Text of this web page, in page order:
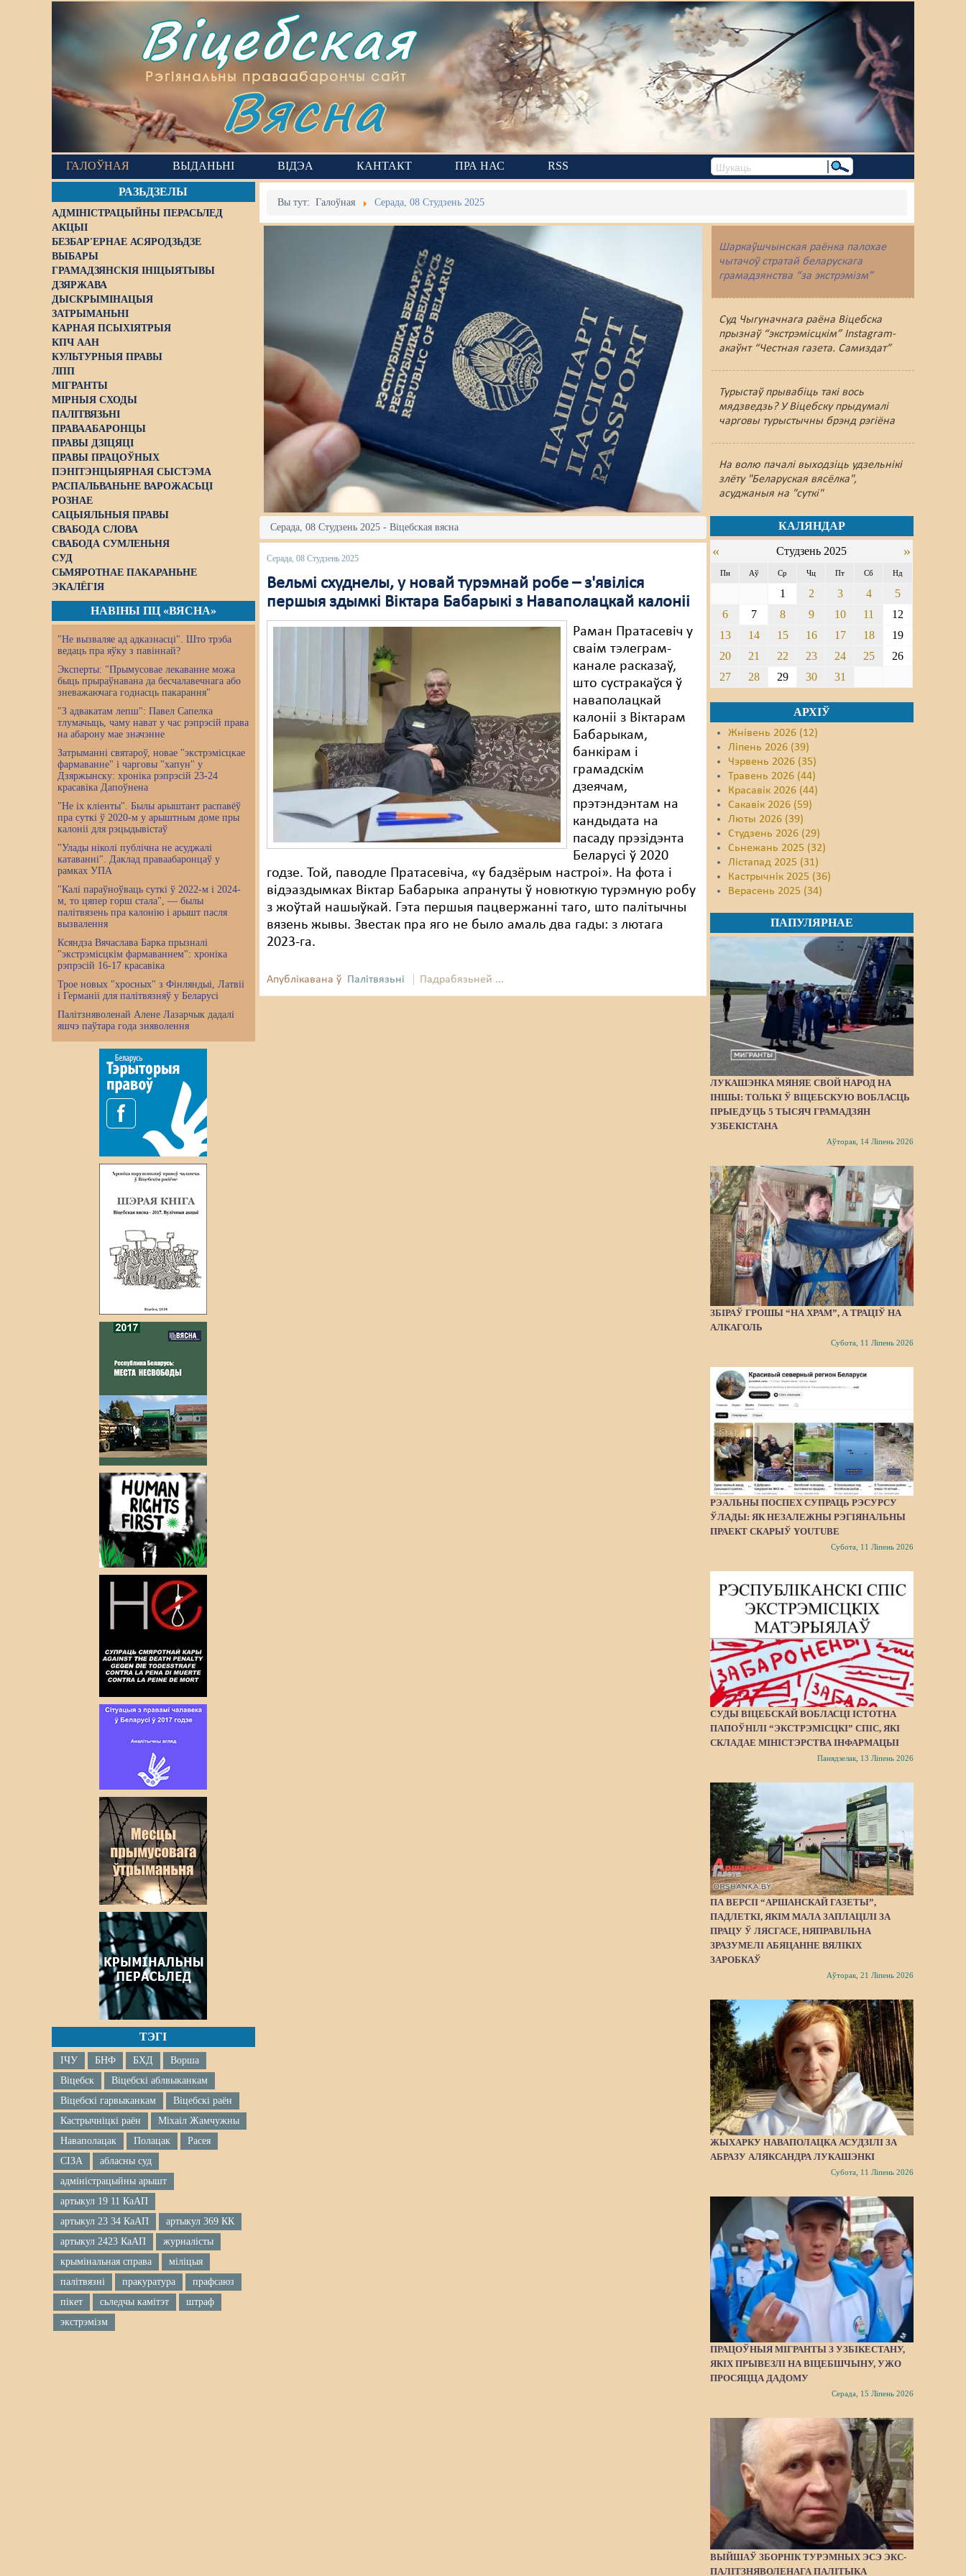
Віцебская
Рэгіянальны праваабарончы сайт
Вясна
ГАЛОЎНАЯ ВЫДАНЬНІ ВІДЭА КАНТАКТ ПРА НАС RSS
РАЗЬДЗЕЛЫ
АДМІНІСТРАЦЫЙНЫ ПЕРАСЬЛЕД
АКЦЫІ
БЕЗБАР'ЕРНАЕ АСЯРОДЗЬДЗЕ
ВЫБАРЫ
ГРАМАДЗЯНСКІЯ ІНІЦЫЯТЫВЫ
ДЗЯРЖАВА
ДЫСКРЫМІНАЦЫЯ
ЗАТРЫМАНЬНІ
КАРНАЯ ПСЫХІЯТРЫЯ
КПЧ ААН
КУЛЬТУРНЫЯ ПРАВЫ
ЛПП
МІГРАНТЫ
МІРНЫЯ СХОДЫ
ПАЛІТВЯЗЬНІ
ПРАВААБАРОНЦЫ
ПРАВЫ ДЗІЦЯЦІ
ПРАВЫ ПРАЦОЎНЫХ
ПЭНІТЭНЦЫЯРНАЯ СЫСТЭМА
РАСПАЛЬВАНЬНЕ ВАРОЖАСЬЦІ
РОЗНАЕ
САЦЫЯЛЬНЫЯ ПРАВЫ
СВАБОДА СЛОВА
СВАБОДА СУМЛЕНЬНЯ
СУД
СЬМЯРОТНАЕ ПАКАРАНЬНЕ
ЭКАЛЁГІЯ
НАВІНЫ ПЦ «ВЯСНА»
"Не вызваляе ад адказнасці". Што трэба
ведаць пра яўку з павіннай?
Эксперты: "Прымусовае лекаванне можа
быць прыраўнавана да бесчалавечнага або
зневажаючага годнасць пакарання"
"З адвакатам лепш": Павел Сапелка
тлумачыць, чаму нават у час рэпрэсій права
на абарону мае значэнне
Затрыманні святароў, новае "экстрэмісцкае
фармаванне" і чарговы "хапун" у
Дзяржынску: хроніка рэпрэсій 23-24
красавіка Дапоўнена
"Не іх кліенты". Былы арыштант распавёў
пра суткі ў 2020-м у арыштным доме пры
калоніі для рэцыдывістаў
"Улады ніколі публічна не асуджалі
катаванні". Даклад праваабаронцаў у
рамках УПА
"Калі параўноўваць суткі ў 2022-м і 2024-
м, то цяпер горш стала", — былы
палітвязень пра калонію і арышт пасля
вызвалення
Ксяндза Вячаслава Барка прызналі
"экстрэмісцкім фармаваннем": хроніка
рэпрэсій 16-17 красавіка
Трое новых "хросных" з Фінляндыі, Латвіі
і Германіі для палітвязняў у Беларусі
Палітзняволенай Алене Лазарчык дадалі
яшчэ паўтара года зняволення
ТЭГІ
ІЧУ БНФ БХД
Ворша
Віцебск
Віцебскі аблвыканкам
Віцебскі гарвыканкам
Віцебскі раён
Кастрычніцкі раён
Міхаіл Жамчужны
Наваполацак
Полацак
Расея
СІЗА
абласны суд
адміністрацыйны арышт
артыкул 19 11 КаАП
артыкул 23 34 КаАП
артыкул 369 КК
артыкул 2423 КаАП
журналісты
крымінальная справа
міліцыя
палітвязні
пракуратура
прафсаюз
пікет
сьледчы камітэт
штраф
экстрэмізм
Вы тут:Галоўная Серада, 08 Студзень 2025
Шаркаўшчынская раёнка палохае
чытачоў стратай беларускага
грамадзянства “за экстрэмізм”
Суд Чыгуначнага раёна Віцебска
прызнаў “экстрэмісцкім” Instagram-
акаўнт “Честная газета. Самиздат”
Турыстаў прывабіць такі вось
мядзведзь? У Віцебску прыдумалі
чарговы турыстычны брэнд рэгіёна
На волю пачалі выходзіць удзельнікі
злёту "Беларуская вясёлка",
асуджаныя на "суткі"
Серада, 08 Студзень 2025 - Віцебская вясна
Серада, 08 Студзень 2025
Вельмі схуднелы, у новай турэмнай робе – з'явіліся
першыя здымкі Віктара Бабарыкі з Наваполацкай калоніі
Раман Пратасевіч у
сваім тэлеграм-
канале расказаў,
што сустракаўся ў
наваполацкай
калоніі з Віктарам
Бабарыкам,
банкірам і
грамадскім
дзеячам,
прэтэндэнтам на
кандыдата на
пасаду прэзідэнта
Беларусі ў 2020
годзе. Той, паводле Пратасевіча, «у бадзёрым настроі». На фота і
відэаздымках Віктар Бабарыка апрануты ў новюткую турэмную робу
з жоўтай нашыўкай. Гэта першыя пацвержанні таго, што палітычны
вязень жывы. Звестак пра яго не было амаль два гады: з лютага
2023-га.
Апублікавана ў Палітвязьні Падрабязьней ...
КАЛЯНДАР
« Студзень 2025 »
Пн Аў Ср Чц Пт Сб Нд
1 2 3 4
5
6
7 8 9 10 11
12
13
14 15 16 17 18
19
20
21 22 23 24 25
26
27
28 29 30 31
АРХІЎ
Жнівень 2026 (12)
Ліпень 2026 (39)
Чэрвень 2026 (35)
Травень 2026 (44)
Красавік 2026 (44)
Сакавік 2026 (59)
Люты 2026 (39)
Студзень 2026 (29)
Сьнежань 2025 (32)
Лістапад 2025 (31)
Кастрычнік 2025 (36)
Верасень 2025 (34)
ПАПУЛЯРНАЕ
ЛУКАШЭНКА МЯНЯЕ СВОЙ НАРОД НА
ІНШЫ: ТОЛЬКІ Ў ВІЦЕБСКУЮ ВОБЛАСЦЬ
ПРЫЕДУЦЬ 5 ТЫСЯЧ ГРАМАДЗЯН
УЗБЕКІСТАНА
Аўторак, 14 Ліпень 2026
ЗБІРАЎ ГРОШЫ “НА ХРАМ”, А ТРАЦІЎ НА
АЛКАГОЛЬ
Субота, 11 Ліпень 2026
РЭАЛЬНЫ ПОСПЕХ СУПРАЦЬ РЭСУРСУ
ЎЛАДЫ: ЯК НЕЗАЛЕЖНЫ РЭГІЯНАЛЬНЫ
ПРАЕКТ СКАРЫЎ YOUTUBE
Субота, 11 Ліпень 2026
СУДЫ ВІЦЕБСКАЙ ВОБЛАСЦІ ІСТОТНА
ПАПОЎНІЛІ “ЭКСТРЭМІСЦКІ” СПІС, ЯКІ
СКЛАДАЕ МІНІСТЭРСТВА ІНФАРМАЦЫІ
Панядзелак, 13 Ліпень 2026
ПА ВЕРСІІ “АРШАНСКАЙ ГАЗЕТЫ”,
ПАДЛЕТКІ, ЯКІМ МАЛА ЗАПЛАЦІЛІ ЗА
ПРАЦУ Ў ЛЯСГАСЕ, НЯПРАВІЛЬНА
ЗРАЗУМЕЛІ АБЯЦАННЕ ВЯЛІКІХ
ЗАРОБКАЎ
Аўторак, 21 Ліпень 2026
ЖЫХАРКУ НАВАПОЛАЦКА АСУДЗІЛІ ЗА
АБРАЗУ АЛЯКСАНДРА ЛУКАШЭНКІ
Субота, 11 Ліпень 2026
ПРАЦОЎНЫЯ МІГРАНТЫ З УЗБІКЕСТАНУ,
ЯКІХ ПРЫВЕЗЛІ НА ВІЦЕБШЧЫНУ, УЖО
ПРОСЯЦЦА ДАДОМУ
Серада, 15 Ліпень 2026
ВЫЙШАЎ ЗБОРНІК ТУРЭМНЫХ ЭСЭ ЭКС-
ПАЛІТЗНЯВОЛЕНАГА ПАЛІТЫКА